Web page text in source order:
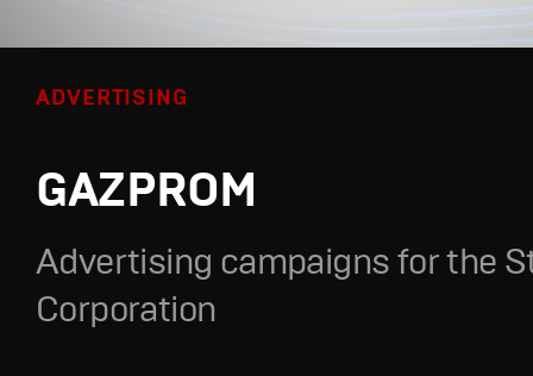
ADVERTISING
GAZPROM
Advertising campaigns for the
Corporation